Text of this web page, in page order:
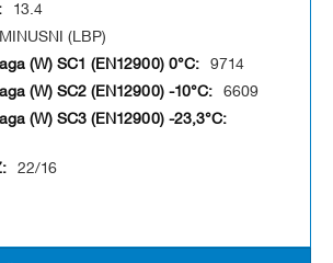
13.4
MINUSNI (LBP)
9714
6609
22/16